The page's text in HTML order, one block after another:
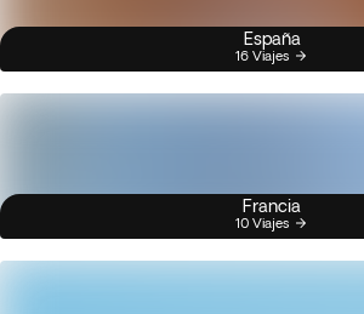
España
16 Viajes
Francia
10 Viajes